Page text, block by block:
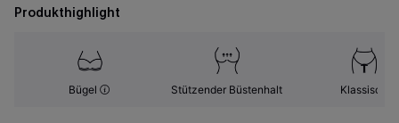
Produkthighlight
Bügel Stützender Büstenhalt Klassisch